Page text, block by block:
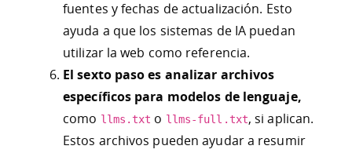
fuentes y fechas de actualización. Esto
ayuda a que los sistemas de IA puedan
utilizar la web como referencia.
El sexto paso es analizar archivos
específicos para modelos de lenguaje,
como llms.txt o llms-full.txt, si aplican.
Estos archivos pueden ayudar a resumir